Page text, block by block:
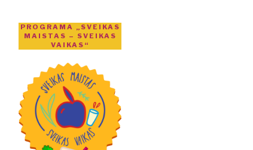
PROGRAMA „SVEIKAS
MAISTAS – SVEIKAS
VAIKAS“